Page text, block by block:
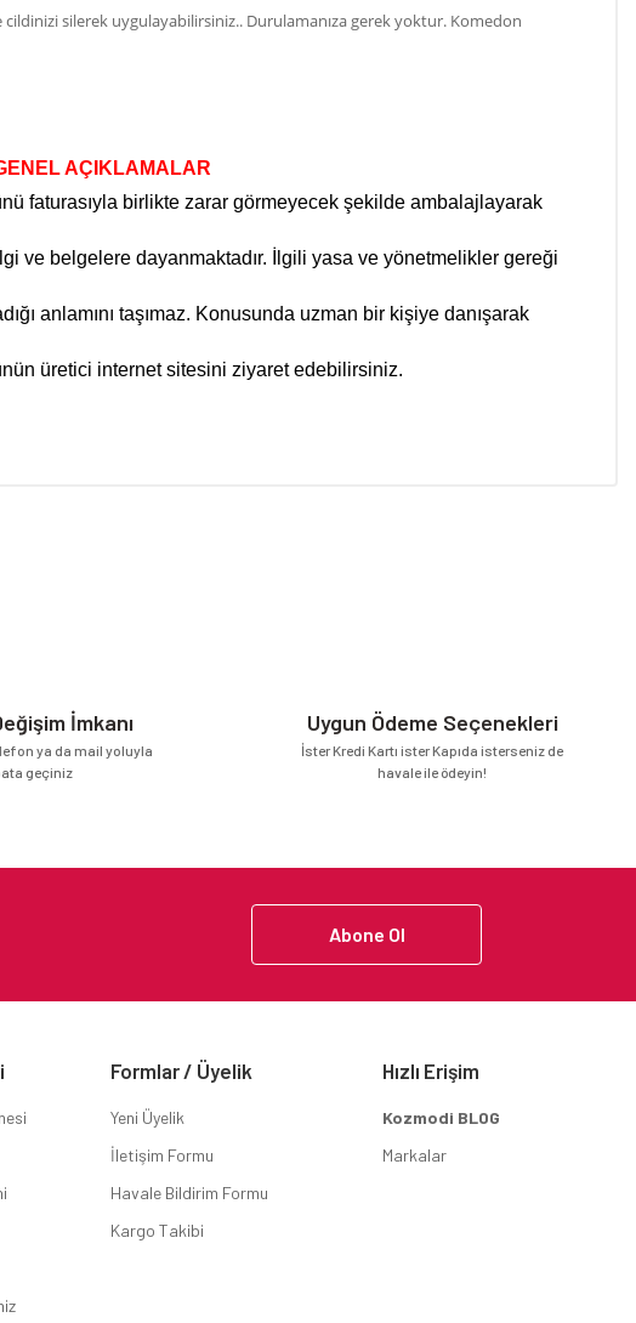
silerek uygulayabilirsiniz.. Durulamanıza gerek yoktur. Komedon
AÇIKLAMALAR
faturasıyla birlikte zarar görmeyecek şekilde ambalajlayarak
ve belgelere dayanmaktadır. İlgili yasa ve yönetmelikler gereği
anlamını taşımaz. Konusunda uzman bir kişiye danışarak
üretici internet sitesini ziyaret edebilirsiniz.
İmkanı
ya da mail yoluyla
geçiniz
Uygun Ödeme Seçenekleri
İster Kredi Kartı ister Kapıda isterseniz de
havale ile ödeyin!
Abone Ol
Formlar / Üyelik
Yeni Üyelik
İletişim Formu
Havale Bildirim Formu
Kargo Takibi
Hızlı Erişim
Kozmodi BLOG
Markalar